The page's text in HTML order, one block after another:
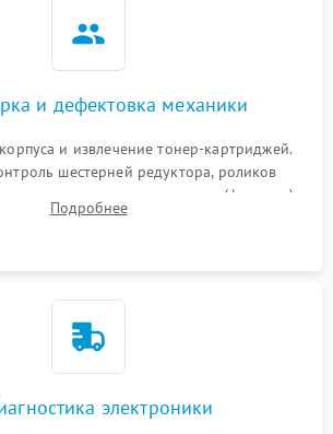
и дефектовка механики
и извлечение тонер-картриджей.
шестерней редуктора, роликов
и прижимного вала в печи (фьюзере).
оптики сканера на загрязнения.
Подробнее
электроники